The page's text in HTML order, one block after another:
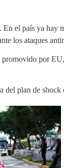
el país ya hay
los ataques
por
del plan de